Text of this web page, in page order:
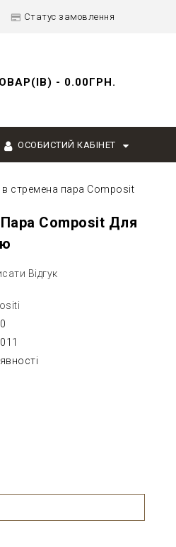
Статус замовлення
- 0.00ГРН.
ОСОБИСТИЙ КАБІНЕТ
в стремена пара Composit
Composit Для
Відгук